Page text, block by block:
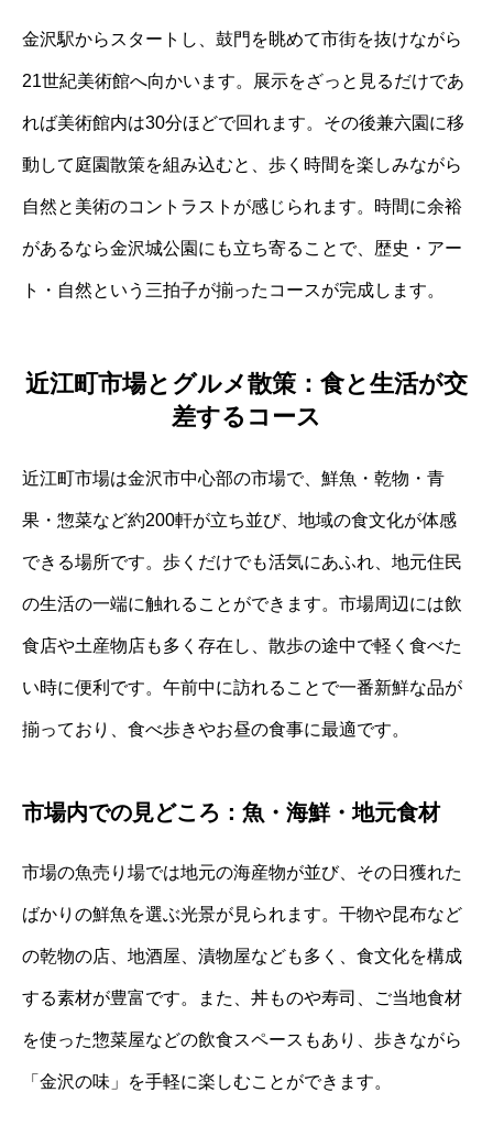
金沢駅からスタートし、鼓門を眺めて市街を抜けながら
21世紀美術館へ向かいます。展示をざっと見るだけであ
れば美術館内は30分ほどで回れます。その後兼六園に移
動して庭園散策を組み込むと、歩く時間を楽しみながら
自然と美術のコントラストが感じられます。時間に余裕
があるなら金沢城公園にも立ち寄ることで、歴史・アー
ト・自然という三拍子が揃ったコースが完成します。
近江町市場とグルメ散策：食と生活が交
差するコース
近江町市場は金沢市中心部の市場で、鮮魚・乾物・青
果・惣菜など約200軒が立ち並び、地域の食文化が体感
できる場所です。歩くだけでも活気にあふれ、地元住民
の生活の一端に触れることができます。市場周辺には飲
食店や土産物店も多く存在し、散歩の途中で軽く食べた
い時に便利です。午前中に訪れることで一番新鮮な品が
揃っており、食べ歩きやお昼の食事に最適です。
市場内での見どころ：魚・海鮮・地元食材
市場の魚売り場では地元の海産物が並び、その日獲れた
ばかりの鮮魚を選ぶ光景が見られます。干物や昆布など
の乾物の店、地酒屋、漬物屋なども多く、食文化を構成
する素材が豊富です。また、丼ものや寿司、ご当地食材
を使った惣菜屋などの飲食スペースもあり、歩きながら
「金沢の味」を手軽に楽しむことができます。